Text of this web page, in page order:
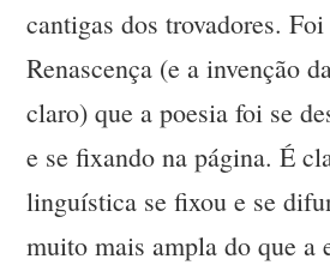
cantigas dos trovadores.
Renascença (e a invenção
claro) que a poesia foi se
e se fixando na página. É
linguística se fixou e se
muito mais ampla do que a